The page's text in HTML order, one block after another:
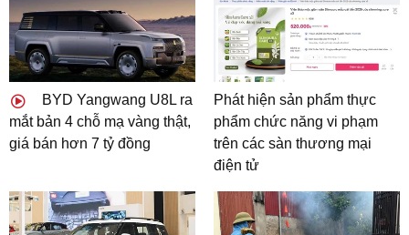
BYD Yangwang U8L ra
mắt bản 4 chỗ mạ vàng thật,
giá bán hơn 7 tỷ đồng
Phát hiện sản phẩm thực
phẩm chức năng vi phạm
trên các sàn thương mại
điện tử